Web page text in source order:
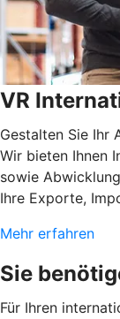
VR
Gestalten Sie Ihr
Wir bieten Ihnen
sowie
Ihre Exporte,
Mehr erfahren
Sie
Für Ihren